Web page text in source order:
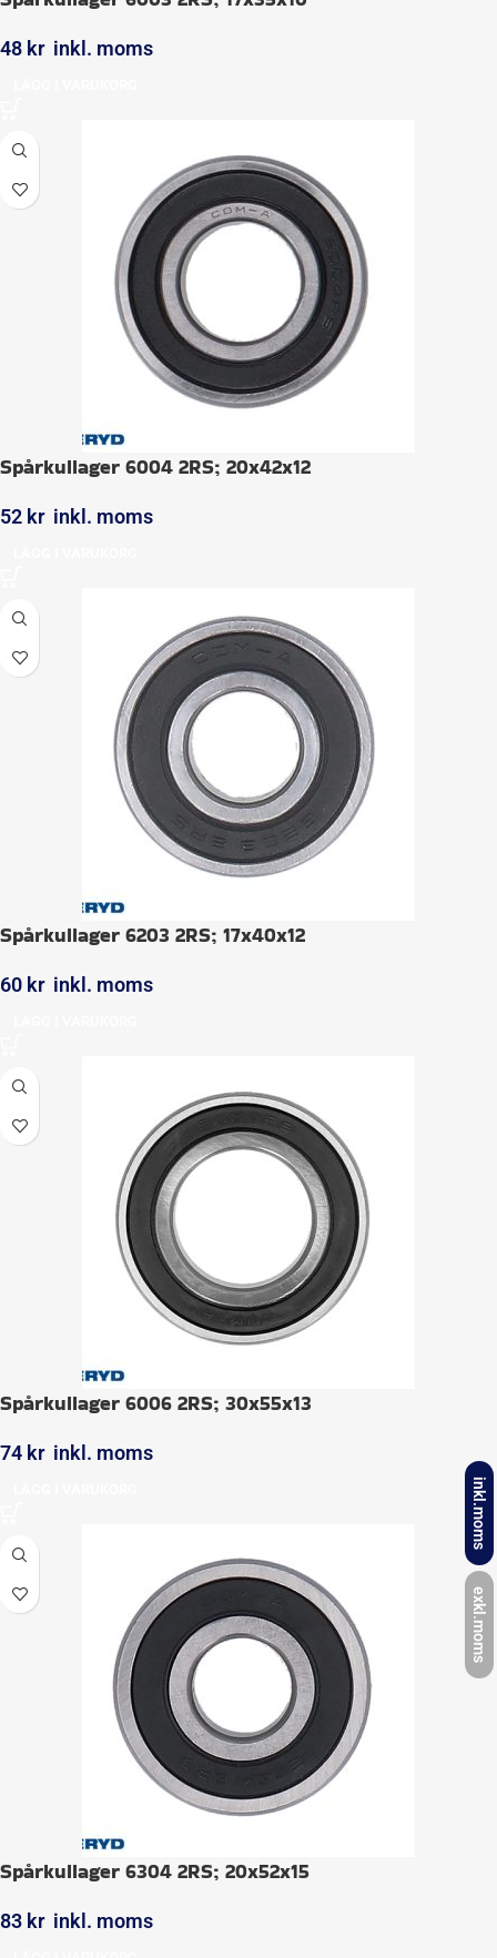
inkl.moms
exkl.moms
48 kr inkl. moms
Spårkullager 6004 2RS; 20x42x12
52 kr inkl. moms
Spårkullager 6203 2RS; 17x40x12
60 kr inkl. moms
Spårkullager 6006 2RS; 30x55x13
74 kr inkl. moms
Spårkullager 6304 2RS; 20x52x15
83 kr inkl. moms